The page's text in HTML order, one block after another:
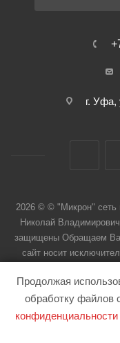
г. Уфа,
2026 © © "Микрон" сеть
Николай
защищены Обращаем
сайт носит
Продолжая
обработку файлов
конфиденциальности